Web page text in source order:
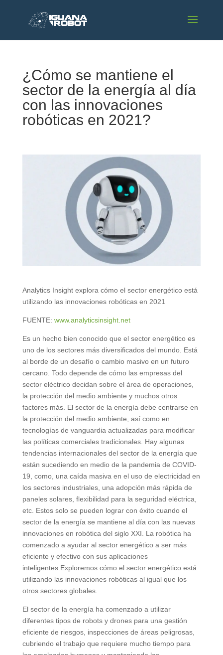
¿Cómo se mantiene el
sector de la energía al día
con las innovaciones
robóticas en 2021?
Analytics Insight explora cómo el sector energético está
utilizando las innovaciones robóticas en 2021
FUENTE: www.analyticsinsight.net
Es un hecho bien conocido que el sector energético es
uno de los sectores más diversificados del mundo. Está
al borde de un desafío o cambio masivo en un futuro
cercano. Todo depende de cómo las empresas del
sector eléctrico decidan sobre el área de operaciones,
la protección del medio ambiente y muchos otros
factores más. El sector de la energía debe centrarse en
la protección del medio ambiente, así como en
tecnologías de vanguardia actualizadas para modificar
las políticas comerciales tradicionales. Hay algunas
tendencias internacionales del sector de la energía que
están sucediendo en medio de la pandemia de COVID-
19, como, una caída masiva en el uso de electricidad en
los sectores industriales, una adopción más rápida de
paneles solares, flexibilidad para la seguridad eléctrica,
etc. Estos solo se pueden lograr con éxito cuando el
sector de la energía se mantiene al día con las nuevas
innovaciones en robótica del siglo XXI. La robótica ha
comenzado a ayudar al sector energético a ser más
eficiente y efectivo con sus aplicaciones
inteligentes.Exploremos cómo el sector energético está
utilizando las innovaciones robóticas al igual que los
otros sectores globales.
El sector de la energía ha comenzado a utilizar
diferentes tipos de robots y drones para una gestión
eficiente de riesgos, inspecciones de áreas peligrosas,
cubriendo el trabajo que requiere mucho tiempo para